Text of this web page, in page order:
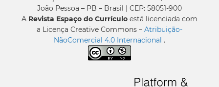
João Pessoa – PB – Brasil | CEP: 58051-900
A Revista Espaço do Currículo está licenciada com
a Licença Creative Commons – Atribuição-
NãoComercial 4.0 Internacional .